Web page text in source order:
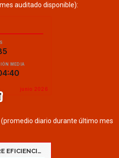
auditado disponible):
(promedio diario durante último mes